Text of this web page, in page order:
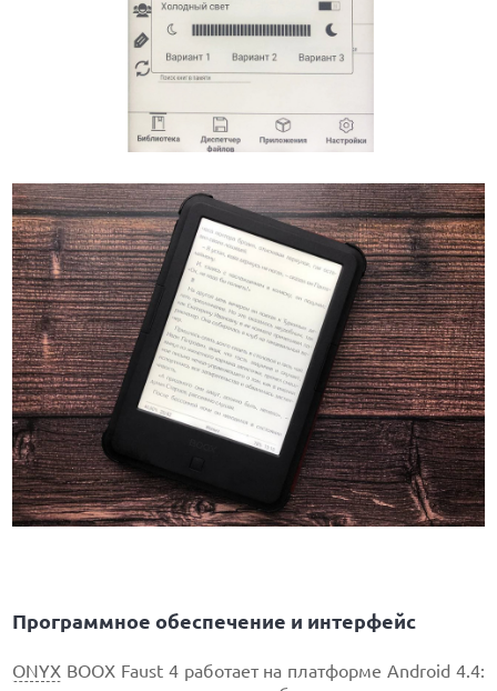
Программное обеспечение и интерфейс
ONYX BOOX Faust 4 работает на платформе Android 4.4: